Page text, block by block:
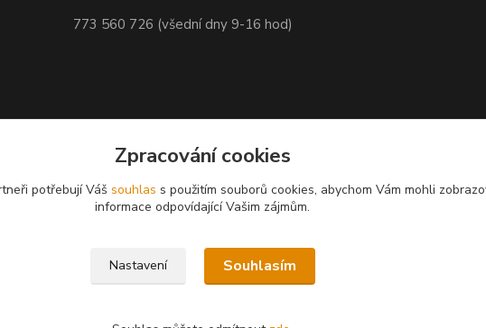
773 560 726 (všední dny 9-16 hod)
Zpracování cookies
potřebují Váš souhlas s použitím souborů cookies, abychom Vám mohli
informace odpovídající Vašim zájmům.
Nastavení Souhlasím